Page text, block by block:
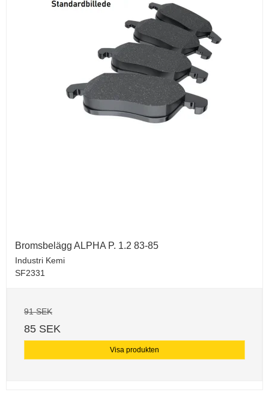
Bromsbelägg ALPHA P. 1.2 83-85
Industri Kemi
SF2331
91 SEK
85 SEK
Visa produkten